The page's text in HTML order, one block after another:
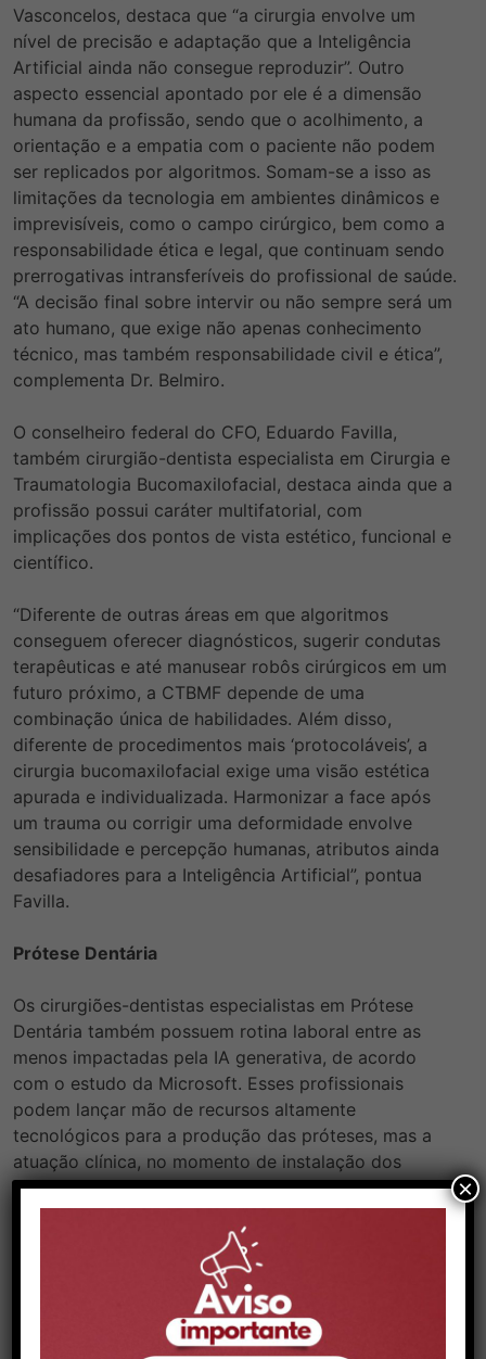
Vasconcelos, destaca que “a cirurgia envolve um
nível de precisão e adaptação que a Inteligência
Artificial ainda não consegue reproduzir”. Outro
aspecto essencial apontado por ele é a dimensão
humana da profissão, sendo que o acolhimento, a
orientação e a empatia com o paciente não podem
ser replicados por algoritmos. Somam-se a isso as
limitações da tecnologia em ambientes dinâmicos e
imprevisíveis, como o campo cirúrgico, bem como a
responsabilidade ética e legal, que continuam sendo
prerrogativas intransferíveis do profissional de saúde.
“A decisão final sobre intervir ou não sempre será um
ato humano, que exige não apenas conhecimento
técnico, mas também responsabilidade civil e ética”,
complementa Dr. Belmiro.
O conselheiro federal do CFO, Eduardo Favilla,
também cirurgião-dentista especialista em Cirurgia e
Traumatologia Bucomaxilofacial, destaca ainda que a
profissão possui caráter multifatorial, com
implicações dos pontos de vista estético, funcional e
científico.
“Diferente de outras áreas em que algoritmos
conseguem oferecer diagnósticos, sugerir condutas
terapêuticas e até manusear robôs cirúrgicos em um
futuro próximo, a CTBMF depende de uma
combinação única de habilidades. Além disso,
diferente de procedimentos mais ‘protocoláveis’, a
cirurgia bucomaxilofacial exige uma visão estética
apurada e individualizada. Harmonizar a face após
um trauma ou corrigir uma deformidade envolve
sensibilidade e percepção humanas, atributos ainda
desafiadores para a Inteligência Artificial”, pontua
Favilla.
Prótese Dentária
Os cirurgiões-dentistas especialistas em Prótese
Dentária também possuem rotina laboral entre as
menos impactadas pela IA generativa, de acordo
com o estudo da Microsoft. Esses profissionais
podem lançar mão de recursos altamente
tecnológicos para a produção das próteses, mas a
atuação clínica, no momento de instalação dos
dispositivos, exige compreensão humanizada das
necessidades funcionais e estéticas do paciente,
além de ajustes finos que lhe garantam conforto ao
mesmo tempo que evitem problemas futuros de
“A prótese dentária requer não só tecnologia
×